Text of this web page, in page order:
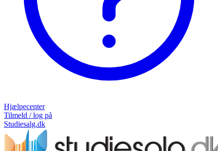
Hjælpecenter
Tilmeld / log på
Studiesalg.dk